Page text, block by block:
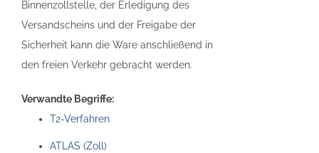
Binnenzollstelle, der Erledigung des
Versandscheins und der Freigabe der
Sicherheit kann die Ware anschließend in
den freien Verkehr gebracht werden.
Verwandte Begriffe:
T2-Verfahren
ATLAS (Zoll)